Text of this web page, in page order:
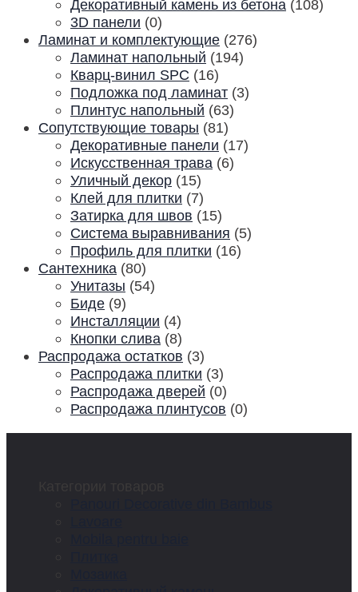
Декоративный камень из бетона (108)
3D панели (0)
Ламинат и комплектующие (276)
Ламинат напольный (194)
Кварц-винил SPC (16)
Подложка под ламинат (3)
Плинтус напольный (63)
Сопутствующие товары (81)
Декоративные панели (17)
Искусственная трава (6)
Уличный декор (15)
Клей для плитки (7)
Затирка для швов (15)
Система выравнивания (5)
Профиль для плитки (16)
Сантехника (80)
Унитазы (54)
Биде (9)
Инсталляции (4)
Кнопки слива (8)
Распродажа остатков (3)
Распродажа плитки (3)
Распродажа дверей (0)
Распродажа плинтусов (0)